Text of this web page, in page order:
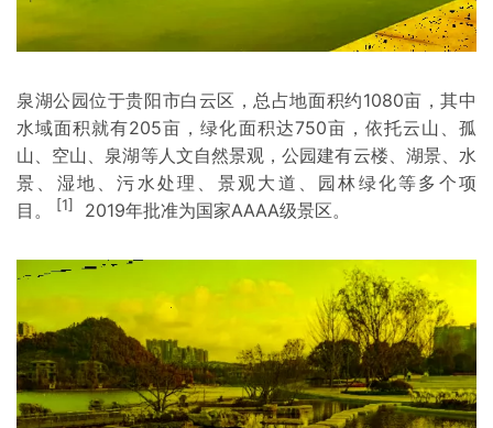
泉湖公园位于贵阳市白云区，总占地面积约1080亩，其中
水域面积就有205亩，绿化面积达750亩，依托云山、孤
山、空山、泉湖等人文自然景观，公园建有云楼、湖景、水
景、湿地、污水处理、景观大道、园林绿化等多个项
目。
[1] 2019年批准为国家AAAA级景区。